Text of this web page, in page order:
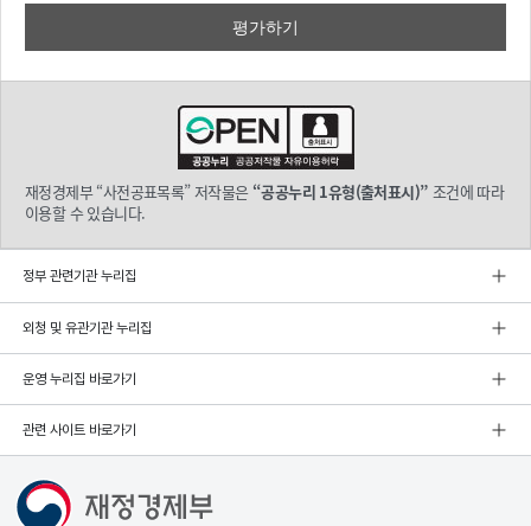
재정경제부 “사전공표목록” 저작물은 “공공누리 1유형(출처표시)” 조건에 따라
이용할 수 있습니다.
정부 관련기관 누리집
외청 및 유관기관 누리집
운영 누리집 바로가기
관련 사이트 바로가기